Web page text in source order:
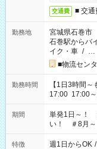
交通費 ■ 交
勤務地
宮城県石巻市
石巻駅からバ
イク・車 / …
■物流セン
勤務時間
【1日3時間～も相談OK!】 ＜シ
17:00 17:00～22:00
お気軽にご相
期間
単発1日～！
い！ ＃8月
特徴 週1日からOK /